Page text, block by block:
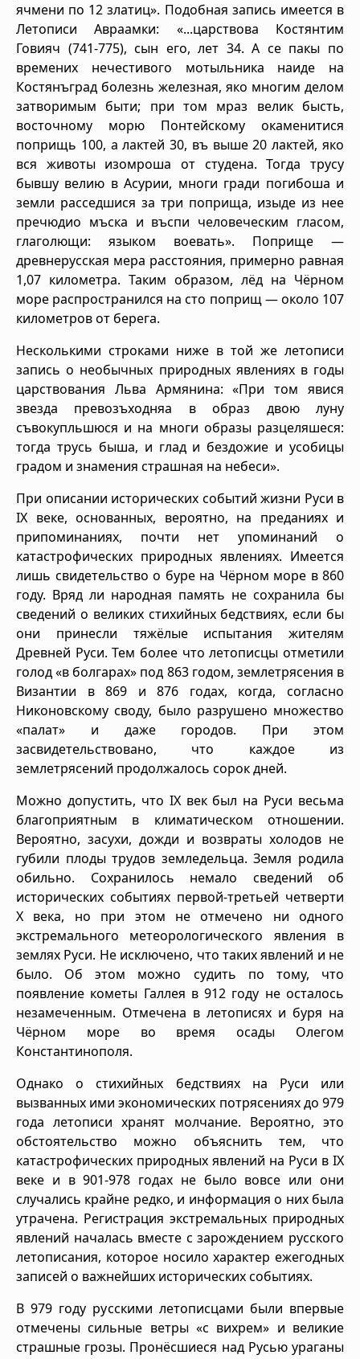
ячмени по 12 златиц». Подобная запись имеется в
Летописи Авраамки: «...царствова Костянтим
Говияч (741-775), сын его, лет 34. А се пакы по
времених нечестивого мотыльника наиде на
Костянъград болезнь железная, яко многим делом
затворимым быти; при том мраз велик бысть,
восточному морю Понтейскому окаменитися
поприщь 100, а лактей 30, въ выше 20 лактей, яко
вся животы изомроша от студена. Тогда трусу
бывшу велию в Асурии, многи гради погибоша и
земли расседшися за три поприща, изыде из нее
пречюдио мъска и въспи человеческим гласом,
глаголющи: языком воевать». Поприще —
древнерусская мера расстояния, примерно равная
1,07 километра. Таким образом, лёд на Чёрном
море распространился на сто поприщ — около 107
километров от берега.
Несколькими строками ниже в той же летописи
запись о необычных природных явлениях в годы
царствования Льва Армянина: «При том явися
звезда превозъходняа в образ двою луну
съвокупльшюся и на многи образы разцеляшеся:
тогда трусь быша, и глад и бездожие и усобицы
градом и знамения страшная на небеси».
При описании исторических событий жизни Руси в
IX веке, основанных, вероятно, на преданиях и
припоминаниях, почти нет упоминаний о
катастрофических природных явлениях. Имеется
лишь свидетельство о буре на Чёрном море в 860
году. Вряд ли народная память не сохранила бы
сведений о великих стихийных бедствиях, если бы
они принесли тяжёлые испытания жителям
Древней Руси. Тем более что летописцы отметили
голод «в болгарах» под 863 годом, землетрясения в
Византии в 869 и 876 годах, когда, согласно
Никоновскому своду, было разрушено множество
«палат» и даже городов. При этом
засвидетельствовано, что каждое из
землетрясений продолжалось сорок дней.
Можно допустить, что IX век был на Руси весьма
благоприятным в климатическом отношении.
Вероятно, засухи, дожди и возвраты холодов не
губили плоды трудов земледельца. Земля родила
обильно. Сохранилось немало сведений об
исторических событиях первой-третьей четверти
X века, но при этом не отмечено ни одного
экстремального метеорологического явления в
землях Руси. Не исключено, что таких явлений и не
было. Об этом можно судить по тому, что
появление кометы Галлея в 912 году не осталось
незамеченным. Отмечена в летописях и буря на
Чёрном море во время осады Олегом
Константинополя.
Однако о стихийных бедствиях на Руси или
вызванных ими экономических потрясениях до 979
года летописи хранят молчание. Вероятно, это
обстоятельство можно объяснить тем, что
катастрофических природных явлений на Руси в IX
веке и в 901-978 годах не было вовсе или они
случались крайне редко, и информация о них была
утрачена. Регистрация экстремальных природных
явлений началась вместе с зарождением русского
летописания, которое носило характер ежегодных
записей о важнейших исторических событиях.
В 979 году русскими летописцами были впервые
отмечены сильные ветры «с вихрем» и великие
страшные грозы. Пронёсшиеся над Русью ураганы